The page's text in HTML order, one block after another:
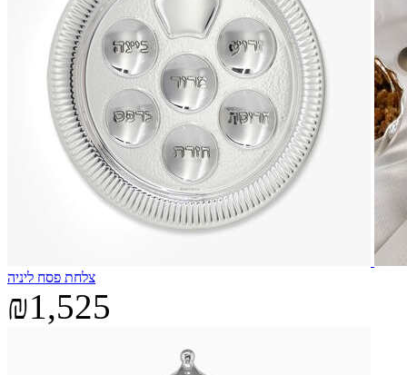
צלחת פסח ליניה
₪1,525